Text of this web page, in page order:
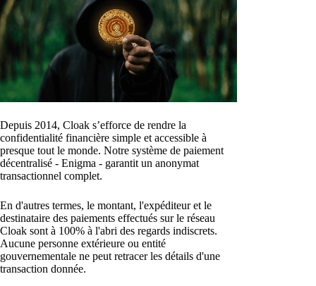
Depuis 2014, Cloak s’efforce de rendre la
confidentialité financière simple et accessible à
presque tout le monde. Notre système de paiement
décentralisé - Enigma - garantit un anonymat
transactionnel complet.
En d'autres termes, le montant, l'expéditeur et le
destinataire des paiements effectués sur le réseau
Cloak sont à 100% à l'abri des regards indiscrets.
Aucune personne extérieure ou entité
gouvernementale ne peut retracer les détails d'une
transaction donnée.